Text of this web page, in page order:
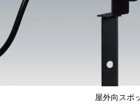
屋外向スポ